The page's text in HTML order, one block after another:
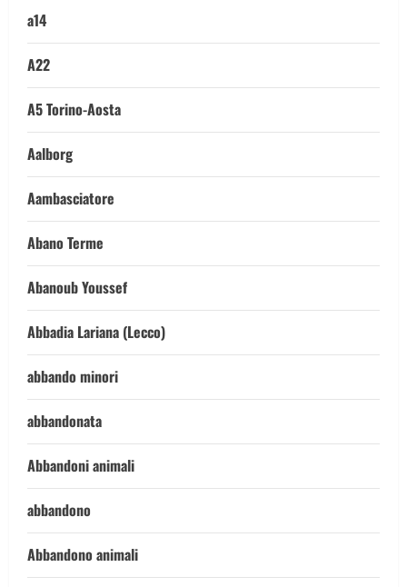
a14
A22
A5 Torino-Aosta
Aalborg
Aambasciatore
Abano Terme
Abanoub Youssef
Abbadia Lariana (Lecco)
abbando minori
abbandonata
Abbandoni animali
abbandono
Abbandono animali